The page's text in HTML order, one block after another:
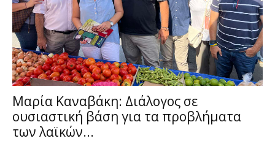
Μαρία Καναβάκη: Διάλογος σε
ουσιαστική βάση για τα προβλήματα
των λαϊκών...